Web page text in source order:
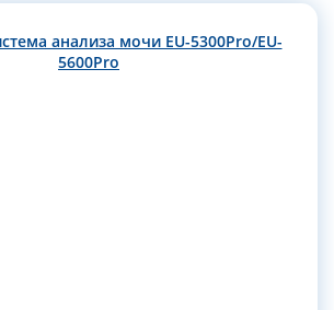
анализа мочи EU-5300Pro/EU-
5600Pro